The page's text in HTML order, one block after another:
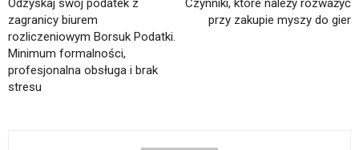
Odzyskaj swój podatek z
zagranicy biurem
rozliczeniowym Borsuk Podatki.
Minimum formalności,
profesjonalna obsługa i brak
stresu
Czynniki, które należy rozważyć
przy zakupie myszy do gier